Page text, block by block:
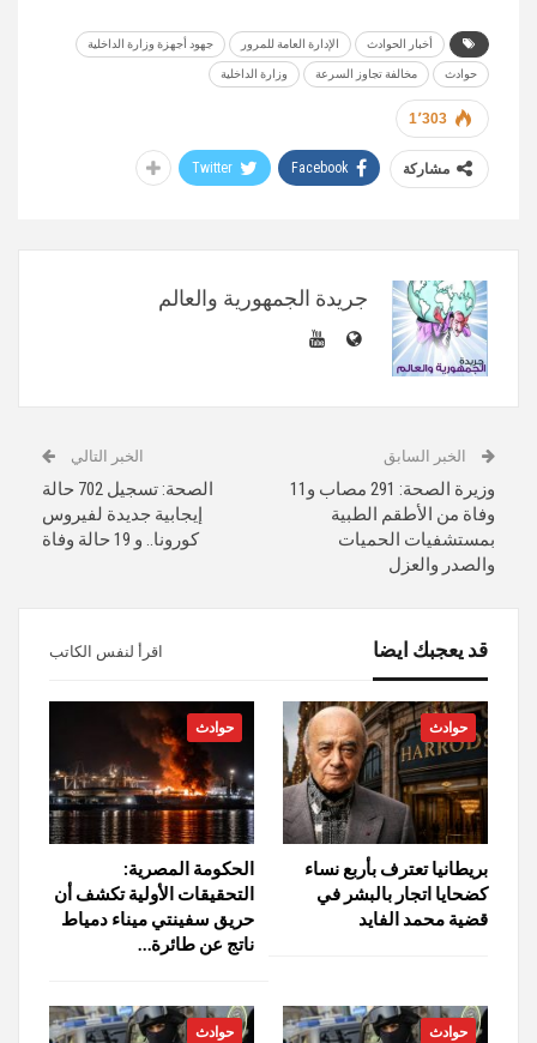
أخبار الحوادث الإدارة العامة للمرور جهود أجهزة وزارة الداخلية
حوادث مخالفة تجاوز السرعة وزارة الداخلية
1٬303
مشاركة Facebook
Twitter
جريدة الجمهورية والعالم
الخبر السابق
وزيرة الصحة: 291 مصاب و11
وفاة من الأطقم الطبية
بمستشفيات الحميات
والصدر والعزل
الخبر التالي
الصحة: تسجيل 702 حالة
إيجابية جديدة لفيروس
كورونا.. و 19 حالة وفاة
قد يعجبك ايضا اقرأ لنفس الكاتب
حوادث
بريطانيا تعترف بأربع نساء
كضحايا اتجار بالبشر في
قضية محمد الفايد
حوادث
الحكومة المصرية:
التحقيقات الأولية تكشف أن
حريق سفينتي ميناء دمياط
ناتج عن طائرة…
حوادث حوادث